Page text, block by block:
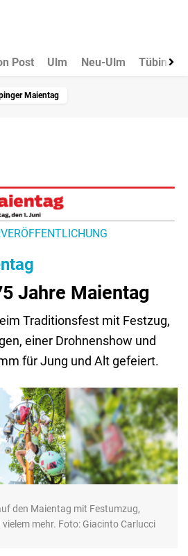
Post Ulm Neu-Ulm Tübingen
Maientag
Jahre Maientag
Traditionsfest mit Festzug,
einer Drohnenshow und
für Jung und Alt gefeiert.
den Maientag mit Festumzug,
mehr. Foto: Giacinto Carlucci